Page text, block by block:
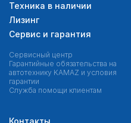
Техника в наличии
Лизинг
Сервис и гарантия
Сервисный центр
Гарантийные обязательства на
автотехнику KAMAZ и условия
гарантии
Служба помощи клиентам
Контакты